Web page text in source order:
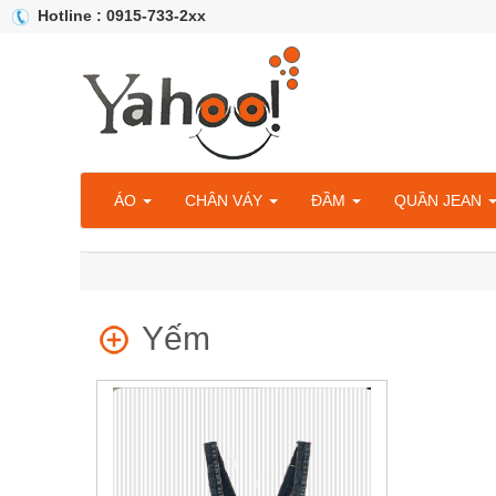
Hotline : 0915-733-2xx
ÁO CHÂN VÁY ĐẦM QUẦN JEAN
Yếm